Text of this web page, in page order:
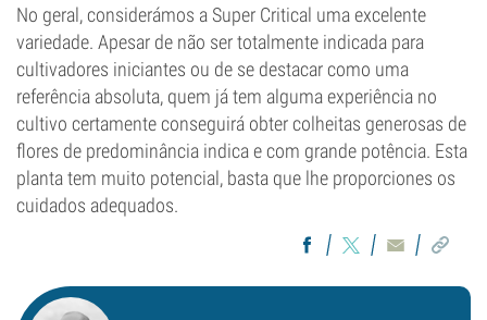
No geral, considerámos a Super Critical uma excelente
variedade. Apesar de não ser totalmente indicada para
cultivadores iniciantes ou de se destacar como uma
referência absoluta, quem já tem alguma experiência no
cultivo certamente conseguirá obter colheitas generosas de
flores de predominância indica e com grande potência. Esta
planta tem muito potencial, basta que lhe proporciones os
cuidados adequados.